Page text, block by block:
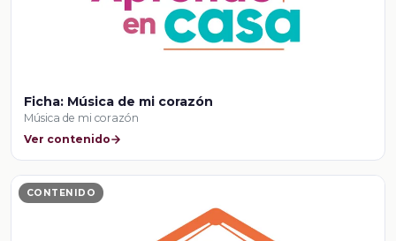
Ficha: Música de mi corazón
Música de mi corazón
Ver contenido
CONTENIDO